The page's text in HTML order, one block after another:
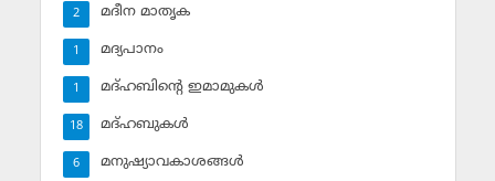
മദീന മാതൃക
2
മദ്യപാനം
1
മദ്ഹബിന്റെ ഇമാമുകള്‍
1
മദ്ഹബുകള്‍
18
മനുഷ്യാവകാശങ്ങള്‍
6